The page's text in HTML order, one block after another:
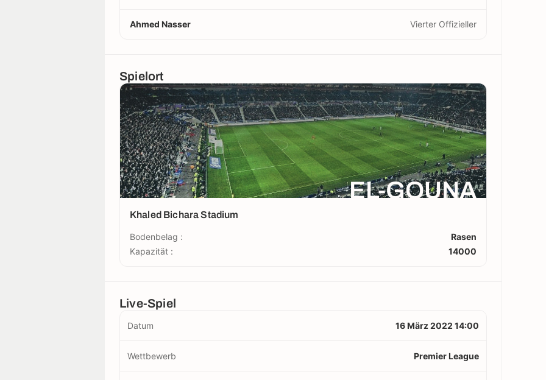
Ahmed Nasser Vierter Offizieller
Spielort
EL-GOUNA
Khaled Bichara Stadium
Bodenbelag :
Rasen
Kapazität :
14000
Live-Spiel
Datum 16 März 2022 14:00
Wettbewerb Premier League